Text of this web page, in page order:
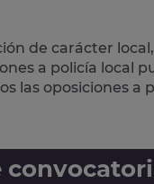
de carácter
a policía local
las oposiciones a